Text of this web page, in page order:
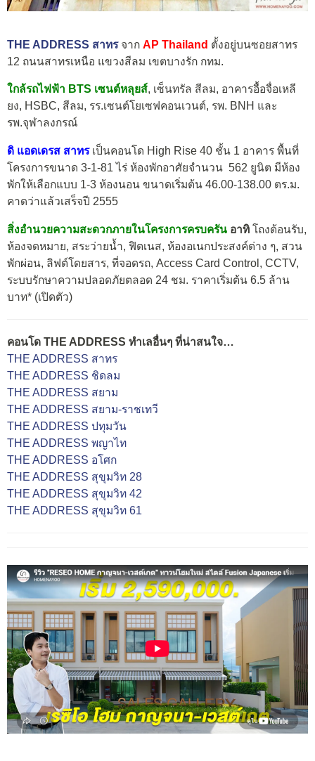
THE ADDRESS สาทรจาก AP Thailand ตั้งอยู่บนซอยสาทร
12 ถนนสาทรเหนือ แขวงสีลม เขตบางรัก กทม.
ใกล้รถไฟฟ้า BTS เซนต์หลุยส์, เซ็นทรัล สีลม, อาคารอื้อจื่อเหลี
ยง, HSBC, สีลม, รร.เซนต์โยเซฟคอนเวนต์, รพ. BNH และ
รพ.จุฬาลงกรณ์
ดิ แอดเดรส สาทร เป็นคอนโด High Rise 40 ชั้น 1 อาคาร พื้นที่
โครงการขนาด 3-1-81 ไร่ ห้องพักอาศัยจำนวน 562 ยูนิต มีห้อง
พักให้เลือกแบบ 1-3 ห้องนอน ขนาดเริ่มต้น 46.00-138.00 ตร.ม.
คาดว่าแล้วเสร็จปี 2555
สิ่งอำนวยความสะดวกภายในโครงการครบครัน อาทิ โถงต้อนรับ,
ห้องจดหมาย, สระว่ายน้ำ, ฟิตเนส, ห้องอเนกประสงค์ต่าง ๆ, สวน
พักผ่อน, ลิฟต์โดยสาร, ที่จอดรถ, Access Card Control, CCTV,
ระบบรักษาความปลอดภัยตลอด 24 ชม. ราคาเริ่มต้น 6.5 ล้าน
บาท* (เปิดตัว)
คอนโด THE ADDRESS ทำเลอื่นๆ ที่น่าสนใจ…
THE ADDRESS สาทร
THE ADDRESS ชิดลม
THE ADDRESS สยาม
THE ADDRESS สยาม-ราชเทวี
THE ADDRESS ปทุมวัน
THE ADDRESS พญาไท
THE ADDRESS อโศก
THE ADDRESS สุขุมวิท 28
THE ADDRESS สุขุมวิท 42
THE ADDRESS สุขุมวิท 61